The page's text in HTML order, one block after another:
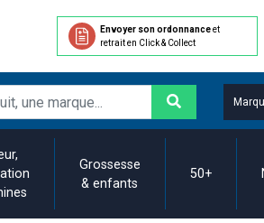
Envoyer son ordonnanceet
retrait en Click & Collect
Grossesse
& enfants
50+